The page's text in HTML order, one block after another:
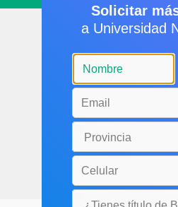
Solicitar
a Universidad